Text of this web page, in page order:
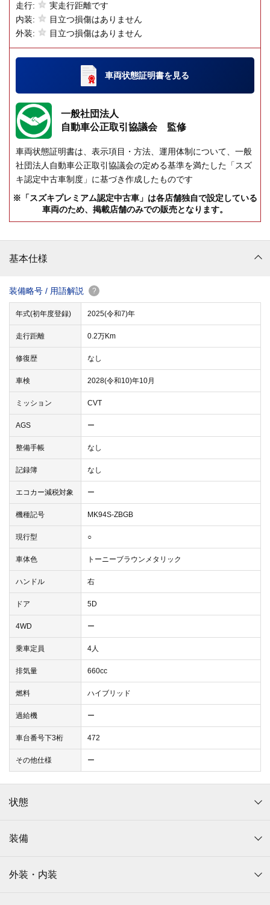
走行:
実走行距離です
内装:
目立つ損傷はありません
外装:
目立つ損傷はありません
車両状態証明書を見る
一般社団法人
自動車公正取引協議会 監修
車両状態証明書は、表示項目・方法、運用体制について、一般
社団法人自動車公正取引協議会の定める基準を満たした「スズ
キ認定中古車制度」に基づき作成したものです
※「スズキプレミアム認定中古車」は各店舗独自で設定している
車両のため、掲載店舗のみでの販売となります。
基本仕様
装備略号 / 用語解説 ?
年式(初年度登録) 2025(令和7)年
走行距離 0.2万Km
修復歴 なし
車検 2028(令和10)年10月
ミッション CVT
AGS ー
整備手帳 なし
記録簿 なし
エコカー減税対象 ー
機種記号 MK94S-ZBGB
現行型 ○
車体色 トーニーブラウンメタリック
ハンドル 右
ドア 5D
4WD ー
乗車定員 4人
排気量 660cc
燃料 ハイブリッド
過給機 ー
車台番号下3桁 472
その他仕様 ー
状態
装備
外装・内装